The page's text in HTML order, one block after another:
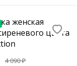
4 090₽